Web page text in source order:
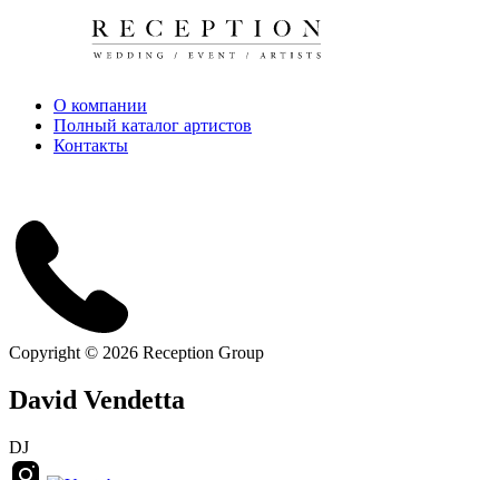
О компании
Полный каталог артистов
Контакты
Copyright © 2026 Reception Group
David Vendetta
DJ